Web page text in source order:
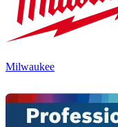
Milwaukee